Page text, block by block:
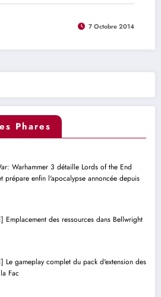
7 Octobre 2014
Phares
Warhammer 3 détaille Lords of the End
prépare enfin l'apocalypse annoncée depuis
Emplacement des ressources dans Bellwright
Le gameplay complet du pack d'extension des
Fac